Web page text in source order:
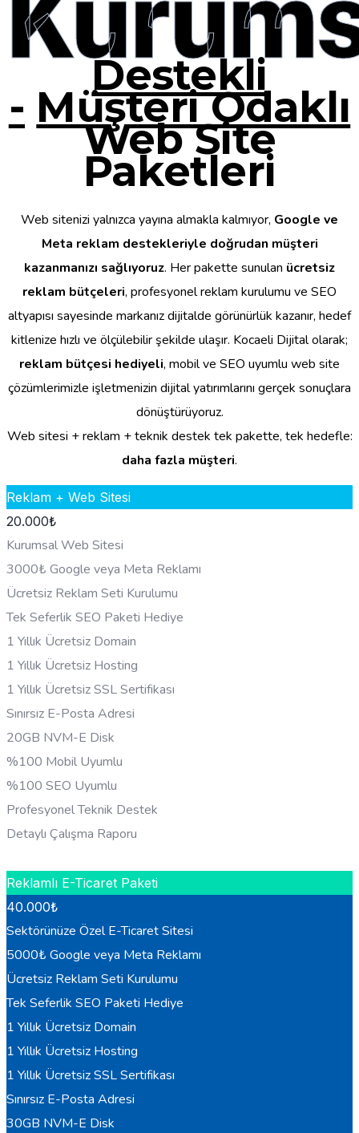
Destekli
- Müşteri Odaklı
Web Site
Paketleri
Web sitenizi yalnızca yayına almakla kalmıyor, Google ve
Meta reklam destekleriyle doğrudan müşteri
kazanmanızı sağlıyoruz. Her pakette sunulan ücretsiz
reklam bütçeleri, profesyonel reklam kurulumu ve SEO
altyapısı sayesinde markanız dijitalde görünürlük kazanır, hedef
kitlenize hızlı ve ölçülebilir şekilde ulaşır. Kocaeli Dijital olarak;
reklam bütçesi hediyeli, mobil ve SEO uyumlu web site
çözümlerimizle işletmenizin dijital yatırımlarını gerçek sonuçlara
dönüştürüyoruz.
Web sitesi + reklam + teknik destek tek pakette, tek hedefle:
daha fazla müşteri.
Reklam + Web Sitesi
20.000₺
Kurumsal Web Sitesi
3000₺ Google veya Meta Reklamı
Ücretsiz Reklam Seti Kurulumu
Tek Seferlik SEO Paketi Hediye
1 Yıllık Ücretsiz Domain
1 Yıllık Ücretsiz Hosting
1 Yıllık Ücretsiz SSL Sertifikası
Sınırsız E-Posta Adresi
20GB NVM-E Disk
%100 Mobil Uyumlu
%100 SEO Uyumlu
Profesyonel Teknik Destek
Detaylı Çalışma Raporu
Reklamlı E-Ticaret Paketi
40.000₺
Sektörünüze Özel E-Ticaret Sitesi
5000₺ Google veya Meta Reklamı
Ücretsiz Reklam Seti Kurulumu
Tek Seferlik SEO Paketi Hediye
1 Yıllık Ücretsiz Domain
1 Yıllık Ücretsiz Hosting
1 Yıllık Ücretsiz SSL Sertifikası
Sınırsız E-Posta Adresi
30GB NVM-E Disk